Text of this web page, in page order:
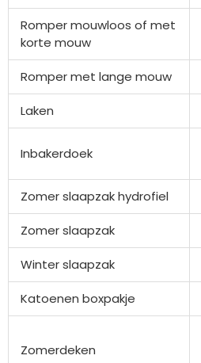
Romper mouwloos of met
korte mouw
Romper met lange mouw
Laken
Inbakerdoek
Zomer slaapzak hydrofiel
Zomer slaapzak
Winter slaapzak
Katoenen boxpakje
Zomerdeken